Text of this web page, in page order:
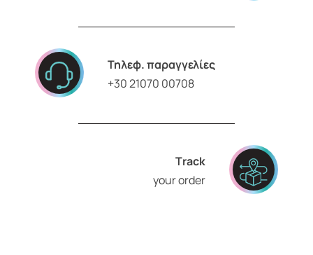
Τηλεφ. παραγγελίες
+30 21070 00708
Τrack
your order